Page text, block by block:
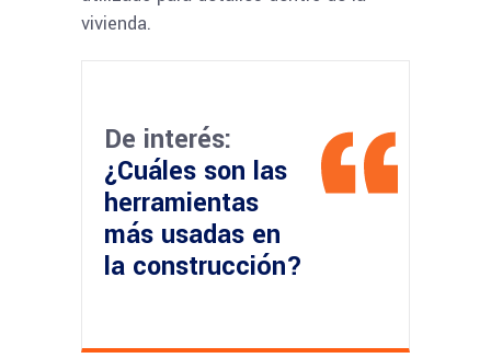
vivienda.
De interés:
¿Cuáles son las
herramientas
más usadas en
la construcción?